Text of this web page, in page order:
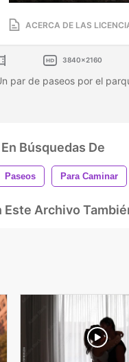
ACERCA DE LAS
3840x2160
par de paseos por el
Búsquedas De
Paseos Para Caminar
Archivo